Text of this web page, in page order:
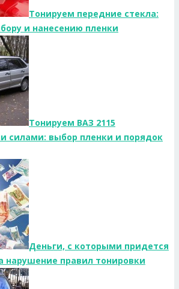
Тонируем передние стекла:
и нанесению пленки
Тонируем ВАЗ 2115
силами: выбор пленки и порядок
Деньги, с которыми придется
нарушение правил тонировки